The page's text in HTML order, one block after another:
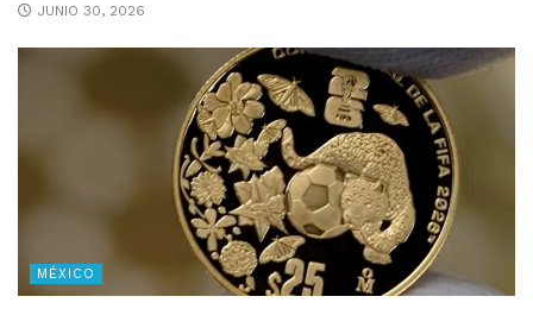
JUNIO 30, 2026
MÉXICO